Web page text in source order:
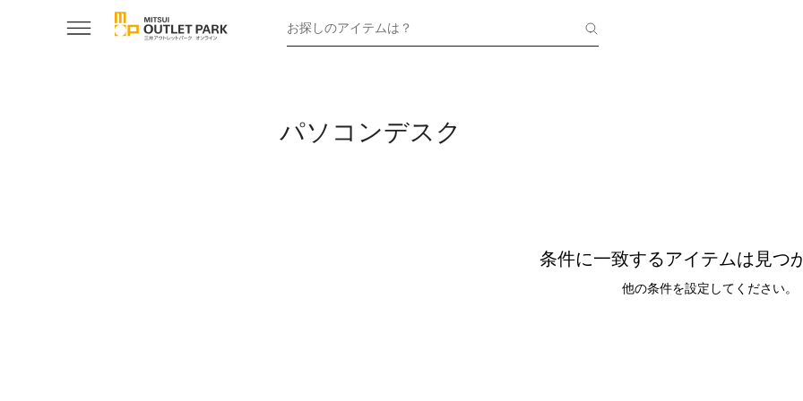
お探しのアイテムは？
パソコンデスク
条件に一致するアイテムは見つ
他の条件を設定してください。